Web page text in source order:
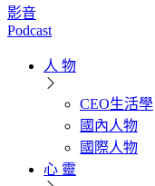
影音
Podcast
人 物
CEO生活學
國內人物
國際人物
心 靈